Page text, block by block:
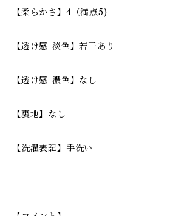
【柔らかさ】4（満点5)
【透け感-淡色】若干あり
【透け感-濃色】なし
【裏地】なし
【洗濯表記】手洗い